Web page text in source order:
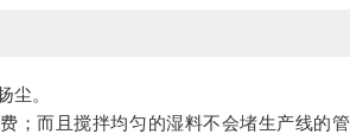
尘。
；而且搅拌均匀的湿料不会堵生产线的管